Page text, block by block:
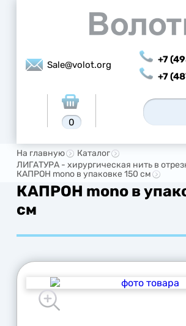
Sale@volot.org
+7
+7
0
На главную
Каталог
ЛИГАТУРА - хирургическая нить в
КАПРОН mono в упаковке 150 см
КАПРОН mono в
см